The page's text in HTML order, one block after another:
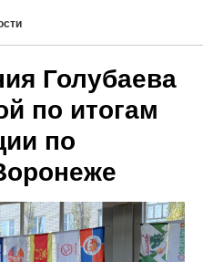
Голубаева
по итогам
по